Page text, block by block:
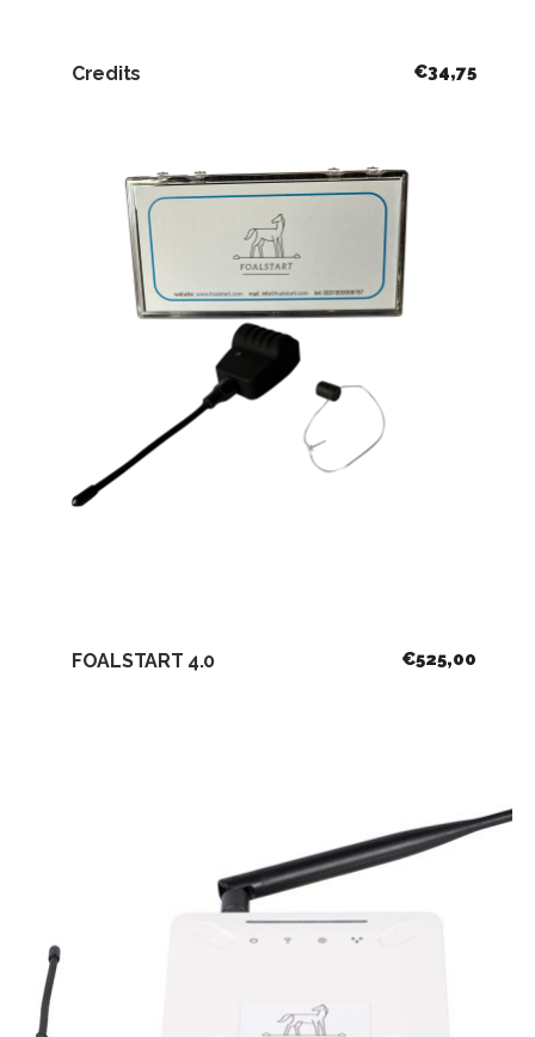
Credits €34,75
FOALSTART 4.0 €525,00